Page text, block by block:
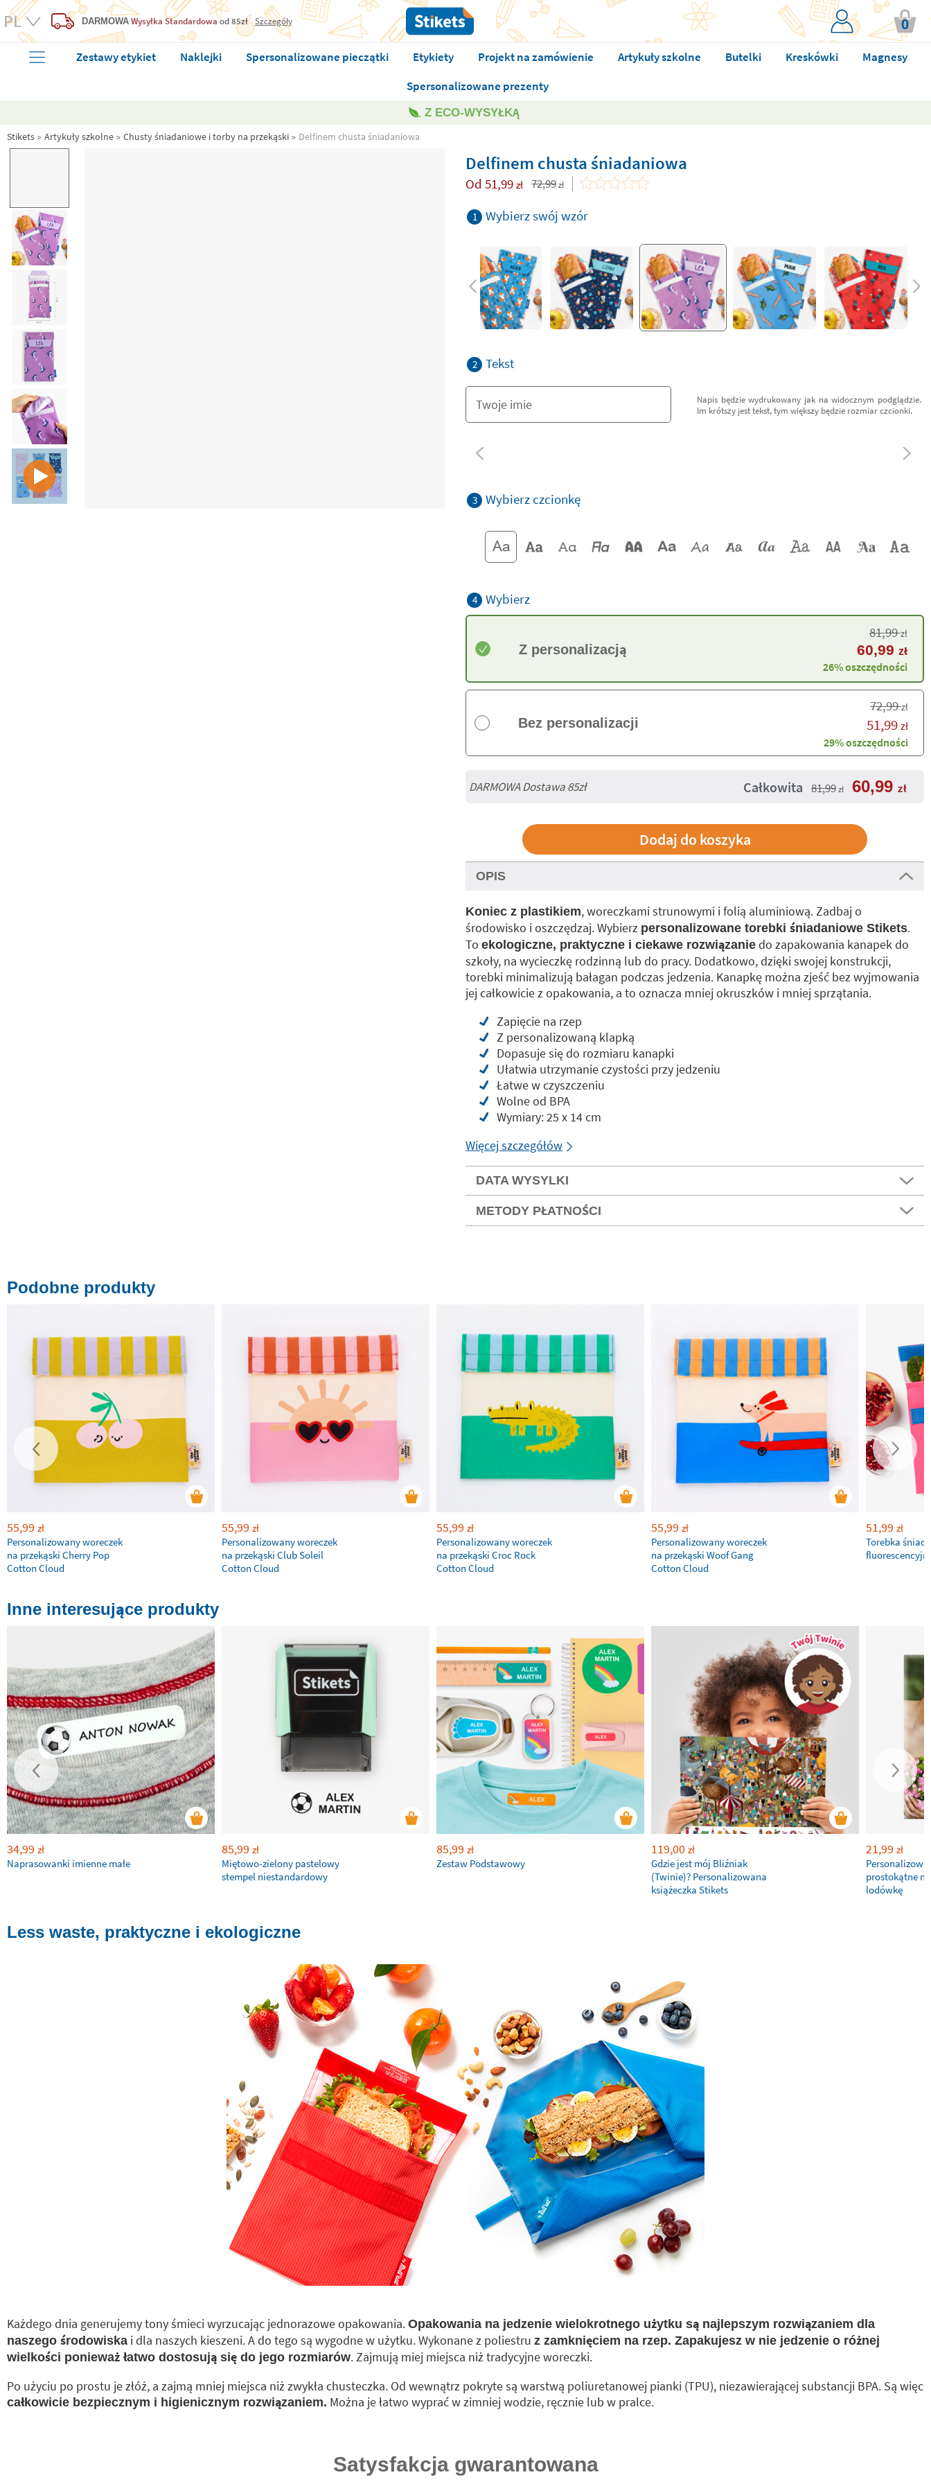
DARMOWA Wysyłka Standardowaod 85zł Szczegóły 0
Zestawy etykiet Naklejki Spersonalizowane pieczątki Etykiety Projekt na zamówienie Artykuły szkolne Butelki Kreskówki
Magnesy
Spersonalizowane prezenty
Z ECO-WYSYŁKĄ
Stikets Artykuły szkolne Chusty śniadaniowe i torby na przekąski Delfinem chusta śniadaniowa
Delfinem chusta śniadaniowa
Od 51,99 zł 72,99 zł
1 Wybierz swój wzór
2 Tekst
Napis będzie wydrukowany jak na widocznym podglądzie.
Im krótszy jest tekst, tym większy będzie rozmiar czcionki.
3 Wybierz czcionkę
4 Wybierz
Z personalizacją
81,99zł
60,99 zł
26% oszczędności
Bez personalizacji
72,99zł
51,99 zł
29% oszczędności
DARMOWA Dostawa 85zł Całkowita 81,99 zł 60,99 zł
OPIS
Koniec z plastikiem, woreczkami strunowymi i folią aluminiową. Zadbaj o
środowisko i oszczędzaj. Wybierz personalizowane torebki śniadaniowe Stikets.
To ekologiczne, praktyczne i ciekawe rozwiązanie do zapakowania kanapek do
szkoły, na wycieczkę rodzinną lub do pracy. Dodatkowo, dzięki swojej konstrukcji,
torebki minimalizują bałagan podczas jedzenia. Kanapkę można zjeść bez wyjmowania
jej całkowicie z opakowania, a to oznacza mniej okruszków i mniej sprzątania.
Zapięcie na rzep
Z personalizowaną klapką
Dopasuje się do rozmiaru kanapki
Ułatwia utrzymanie czystości przy jedzeniu
Łatwe w czyszczeniu
Wolne od BPA
Wymiary: 25 x 14 cm
Więcej szczegółów
DATA WYSYLKI
METODY PŁATNOŚCI
Podobne produkty
55,99 zł
Personalizowany woreczek
na przekąski Cherry Pop
Cotton Cloud
55,99 zł
Personalizowany woreczek
na przekąski Club Soleil
Cotton Cloud
55,99 zł
Personalizowany woreczek
na przekąski Croc Rock
Cotton Cloud
55,99 zł
Personalizowany woreczek
na przekąski Woof Gang
Cotton Cloud
51,99 zł
Torebka
Inne interesujące produkty
34,99 zł
Naprasowanki imienne małe
85,99 zł
Miętowo-zielony pastelowy
stempel niestandardowy
85,99 zł
Zestaw Podstawowy
119,00 zł
Gdzie jest mój Bliźniak
(Twinie)? Personalizowana
książeczka Stikets
21,99 zł
prostokątne
lodówkę
Less waste, praktyczne i ekologiczne
Każdego dnia generujemy tony śmieci wyrzucając jednorazowe opakowania. Opakowania na jedzenie wielokrotnego użytku są najlepszym rozwiązaniem dla
naszego środowiska i dla naszych kieszeni. A do tego są wygodne w użytku. Wykonane z poliestru z zamknięciem na rzep. Zapakujesz w nie jedzenie o różnej
wielkości ponieważ łatwo dostosują się do jego rozmiarów. Zajmują miej miejsca niż tradycyjne woreczki.
Po użyciu po prostu je złóż, a zajmą mniej miejsca niż zwykła chusteczka. Od wewnątrz pokryte są warstwą poliuretanowej pianki (TPU), niezawierającej substancji BPA. Są więc
całkowicie bezpiecznym i higienicznym rozwiązaniem. Można je łatwo wyprać w zimniej wodzie, ręcznie lub w pralce.
Satysfakcja gwarantowana